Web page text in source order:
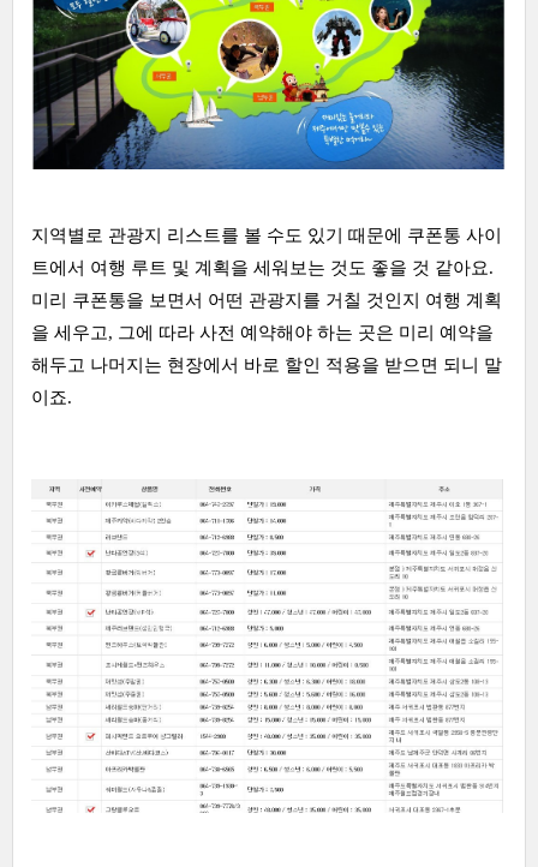
지역별로 관광지 리스트를 볼 수도 있기 때문에 쿠폰통 사이
트에서 여행 루트 및 계획을 세워보는 것도 좋을 것 같아요.
미리 쿠폰통을 보면서 어떤 관광지를 거칠 것인지 여행 계획
을 세우고, 그에 따라 사전 예약해야 하는 곳은 미리 예약을
해두고 나머지는 현장에서 바로 할인 적용을 받으면 되니 말
이죠.